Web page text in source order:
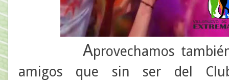
Aprovechamos
amigos que sin ser del